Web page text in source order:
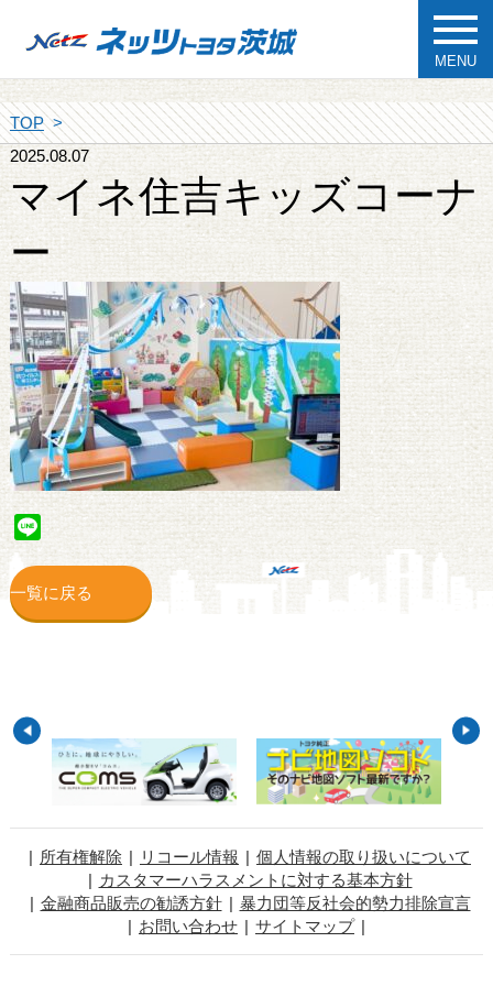
MENU
TOP
2025.08.07
マイネ住吉キッズコーナ
ー
Line
一覧に戻る
所有権解除 リコール情報
個人情報の取り扱いについて
カスタマーハラスメントに対する基本方針
金融商品販売の勧誘方針
暴力団等反社会的勢力排除宣言
お問い合わせ
サイトマップ